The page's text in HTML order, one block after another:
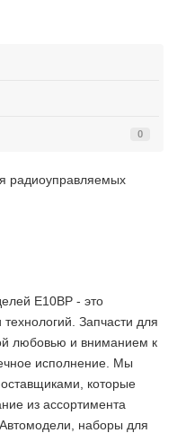
0
радиоуправляемых
E10BP - это
Запчасти для
любовью и вниманием к
исполнение. Мы
которые
из ассортимента
наборы для